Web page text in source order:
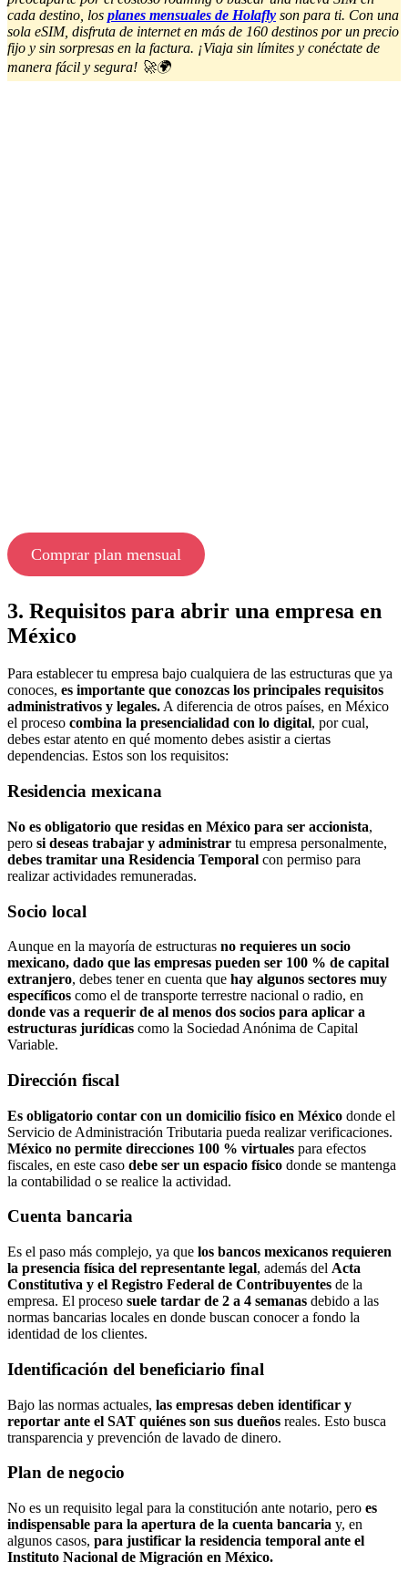
cada destino, los planes mensuales de Holafly son para ti. Con una
sola eSIM, disfruta de internet en más de 160 destinos por un precio
fijo y sin sorpresas en la factura. ¡Viaja sin límites y conéctate de
manera fácil y segura! 🚀🌍
Comprar plan mensual
3. Requisitos para abrir una empresa en
México
Para establecer tu empresa bajo cualquiera de las estructuras que ya
conoces, es importante que conozcas los principales requisitos
administrativos y legales.A diferencia de otros países, en México
el proceso combina la presencialidad con lo digital, por cual,
debes estar atento en qué momento debes asistir a ciertas
dependencias. Estos son los requisitos:
Residencia mexicana
No es obligatorio que residas en México para ser accionista,
pero si deseas trabajar y administrar tu empresa personalmente,
debes tramitar una Residencia Temporal con permiso para
realizar actividades remuneradas.
Socio local
Aunque en la mayoría de estructuras no requieres un socio
mexicano, dado que las empresas pueden ser 100 % de capital
extranjero, debes tener en cuenta que hay algunos sectores muy
específicos como el de transporte terrestre nacional o radio, en
donde vas a requerir de al menos dos socios para aplicar a
estructuras jurídicas como la Sociedad Anónima de Capital
Variable.
Dirección fiscal
Es obligatorio contar con un domicilio físico en México donde el
Servicio de Administración Tributaria pueda realizar verificaciones.
México no permite direcciones 100 % virtuales para efectos
fiscales, en este caso debe ser un espacio físico donde se mantenga
la contabilidad o se realice la actividad.
Cuenta bancaria
Es el paso más complejo, ya que los bancos mexicanos requieren
la presencia física del representante legal, además del Acta
Constitutiva y el Registro Federal de Contribuyentes de la
empresa. El proceso suele tardar de 2 a 4 semanas debido a las
normas bancarias locales en donde buscan conocer a fondo la
identidad de los clientes.
Identificación del beneficiario final
Bajo las normas actuales, las empresas deben identificar y
reportar ante el SAT quiénes son sus dueños reales. Esto busca
transparencia y prevención de lavado de dinero.
Plan de negocio
No es un requisito legal para la constitución ante notario, pero es
indispensable para la apertura de la cuenta bancaria y, en
algunos casos, para justificar la residencia temporal ante el
Instituto Nacional de Migración en México.